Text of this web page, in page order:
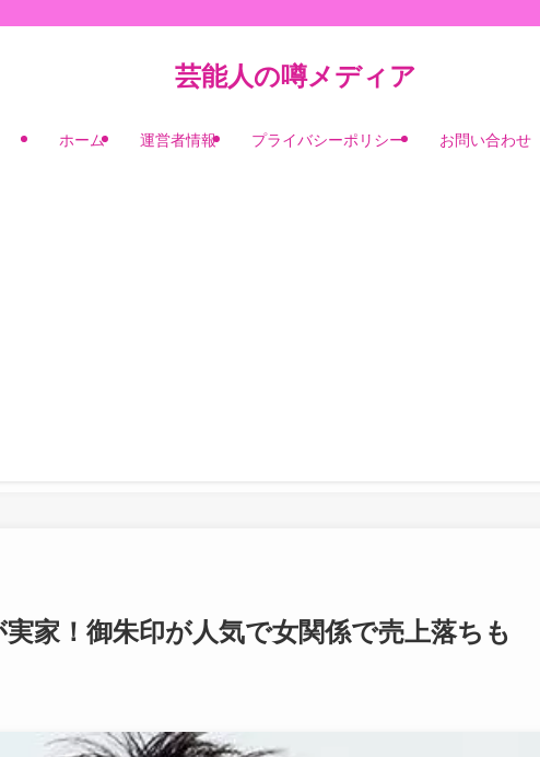
芸能人の噂メディア
ホーム 運営者情報 プライバシーポリシー お問い合わせ
家！御朱印が人気で女関係で売上落ちも